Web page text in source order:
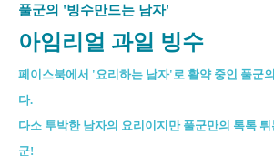
풀군의 '빙수만드는 남자'
아임리얼 과일 빙수
페이스북에서 '요리하는 남자'로 활약 중인 풀군
다.
다소 투박한 남자의 요리이지만 풀군만의 톡톡
군!